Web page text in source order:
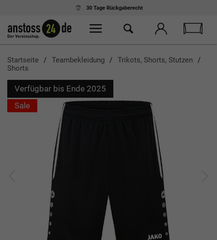
30 Tage Rückgaberecht
Startseite Teambekleidung
Trikots, Shorts, Stutzen
Shorts
Verfügbar bis Ende 2025
Sale